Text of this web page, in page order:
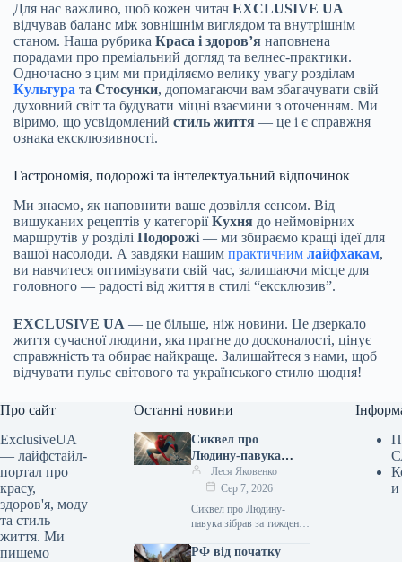
Для нас важливо, щоб кожен читач EXCLUSIVE UA
відчував баланс між зовнішнім виглядом та внутрішнім
станом. Наша рубрика Краса і здоров’я наповнена
порадами про преміальний догляд та велнес-практики.
Одночасно з цим ми приділяємо велику увагу розділам
Культура та Стосунки, допомагаючи вам збагачувати свій
духовний світ та будувати міцні взаємини з оточенням. Ми
віримо, що усвідомлений стиль життя — це і є справжня
ознака ексклюзивності.
Гастрономія, подорожі та інтелектуальний відпочинок
Ми знаємо, як наповнити ваше дозвілля сенсом. Від
вишуканих рецептів у категоріїКухня до неймовірних
маршрутів у розділі Подорожі — ми збираємо кращі ідеї для
вашої насолоди. А завдяки нашим практичним лайфхакам,
ви навчитеся оптимізувати свій час, залишаючи місце для
головного — радості від життя в стилі “ексклюзив”.
EXCLUSIVE UA — це більше, ніж новини. Це дзеркало
життя сучасної людини, яка прагне до досконалості, цінує
справжність та обирає найкраще. Залишайтеся з нами, щоб
відчувати пульс світового та українського стилю щодня!
Про сайт
ExclusiveUA
— лайфстайл-
портал про
красу,
здоров'я, моду
та стиль
життя. Ми
пишемо
Останні новини
Сиквел про
Людину-павука
зібрав за тиждень
понад $1 мільярд і
став найкасовішим
фільмом року
Леся Яковенко
Сер 7, 2026
Сиквел про Людину-
павука зібрав за тиждень
найкасовішим фільмом
РФ від початку
и